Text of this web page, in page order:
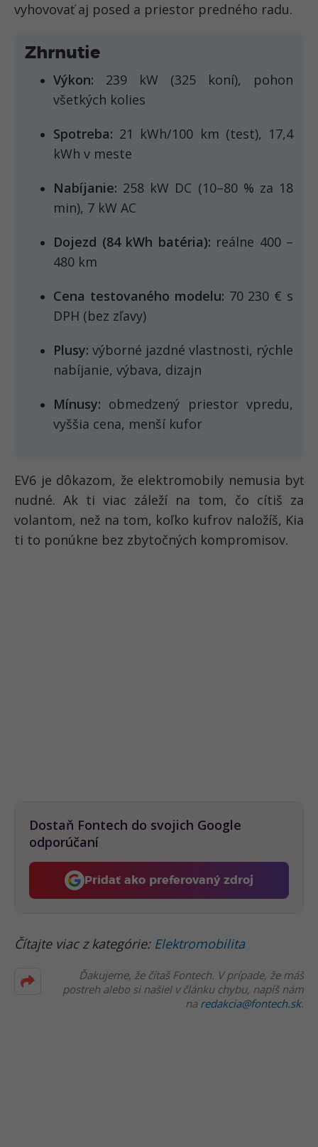
vyhovovať aj posed a priestor predného radu.
Zhrnutie
Výkon: 239 kW (325 koní), pohon
všetkých kolies
Spotreba: 21 kWh/100 km (test), 17,4
kWh v meste
Nabíjanie: 258 kW DC (10–80 % za 18
min), 7 kW AC
Dojezd (84 kWh batéria): reálne 400 –
480 km
Cena testovaného modelu: 70 230 € s
DPH (bez zľavy)
Plusy: výborné jazdné vlastnosti, rýchle
nabíjanie, výbava, dizajn
Mínusy: obmedzený priestor vpredu,
vyššia cena, menší kufor
EV6 je dôkazom, že elektromobily nemusia byť
nudné. Ak ti viac záleží na tom, čo cítiš za
volantom, než na tom, koľko kufrov naložíš, Kia
ti to ponúkne bez zbytočných kompromisov.
Dostaň Fontech do svojich Google
odporúčaní
Pridať ako preferovaný zdroj
Fontech, odkaz sa otvorí v
Čítajte viac z kategórie: Elektromobilita
Ďakujeme, že čítaš Fontech. V prípade, že máš
postreh alebo si našiel v článku chybu, napíš nám
na redakcia@fontech.sk.